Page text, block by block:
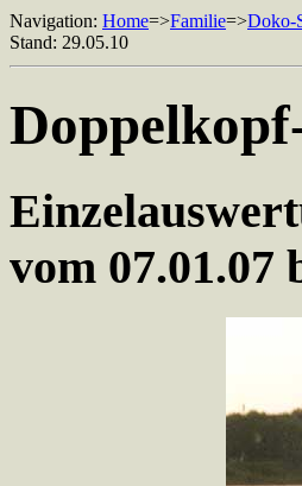
Navigation: Home=>Familie=>Doko-
Stand: 29.05.10
vom 07.01.07